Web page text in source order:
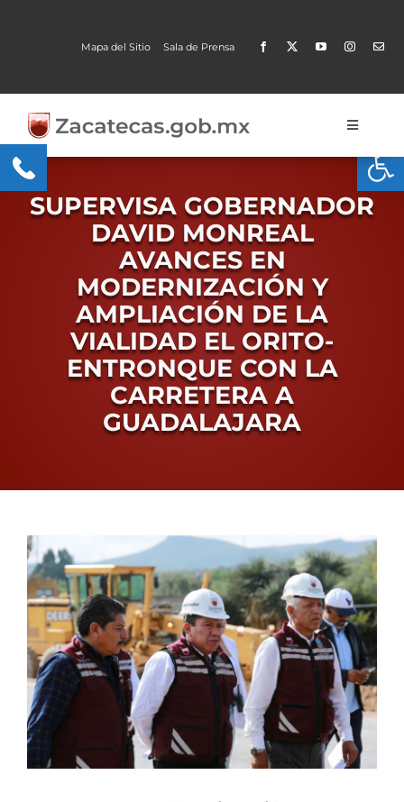
Mapa del Sitio Sala de Prensa
Toggle
Trámites y Servicios
Transparencia
MOBI
Conoce Zacatecas
Proceso Electoral Poder Judicial
SUPERVISA GOBERNADOR
DAVID MONREAL
AVANCES EN
MODERNIZACIÓN Y
AMPLIACIÓN DE LA
VIALIDAD EL ORITO-
ENTRONQUE CON LA
CARRETERA A
GUADALAJARA
View
Larger
Image